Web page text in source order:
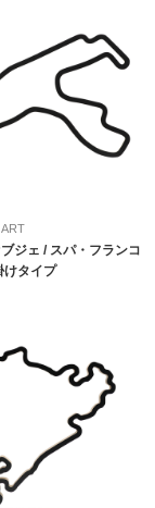
ジェ / スパ・フランコ
けタイプ